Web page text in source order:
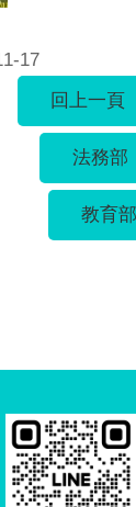
17
回上一頁
法務部
教育